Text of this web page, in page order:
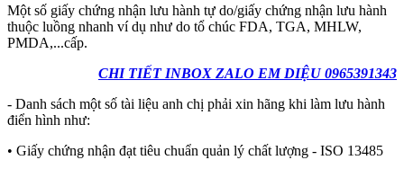
Một số giấy chứng nhận lưu hành tự do/giấy chứng nhận lưu hành
thuộc luồng nhanh ví dụ như do tổ chúc FDA, TGA, MHLW,
PMDA,...cấp.
CHI TIẾT INBOX ZALO EM DIỆU 0965391343
- Danh sách một số tài liệu anh chị phải xin hãng khi làm lưu hành
điển hình như:
• Giấy chứng nhận đạt tiêu chuẩn quản lý chất lượng - ISO 13485